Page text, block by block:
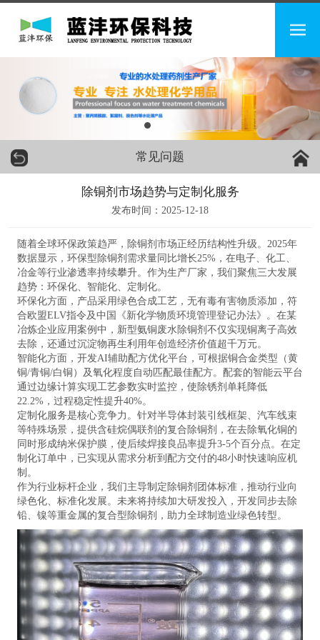
常见问题
除铜剂市场趋势与定制化服务
发布时间：2025-12-18
随着全球环保政策趋严，除铜剂市场正经历结构性升级。2025年
数据显示，环保型除铜剂需求量同比增长25%，在电子、化工、
冶金等行业渗透率持续攀升。作为生产厂家，我们聚焦三大发展
趋势：环保化、智能化、定制化。
环保化方面，产品采用绿色合成工艺，无有毒有害物质添加，符
合欧盟ELV指令及中国《新化学物质环境管理登记办法》。在某
冶炼企业应用案例中，新型氨铜废水除铜剂不仅实现铜离子高效
去除，还通过沉淀物再生利用年创造经济价值超千万元。
智能化方面，开发AI辅助配方优化平台，可根据铜合金类型（黄
铜/青铜/白铜）及氧化程度自动匹配最佳配方。配套的智能云平台
通过边缘计算实现工艺参数实时监控，使除锈剂单耗降低
22.2%，过程稳定性提升40%。
定制化服务是核心竞争力。针对半导体封装引线框架、汽车线束
等特殊场景，提供含硅烷偶联剂的复合除铜剂，在去除氧化铜的
同时形成纳米保护膜，使后续焊接良品率提升3-5个百分点。在定
制化订单中，已实现从需求分析到配方交付的48小时快速响应机
制。
作为行业标杆企业，我们主导制定除铜剂团体标准，推动行业向
绿色化、标准化发展。未来将持续加大研发投入，开发同步去除
铅、镍等重金属的复合型除铜剂，助力全球制造业绿色转型。